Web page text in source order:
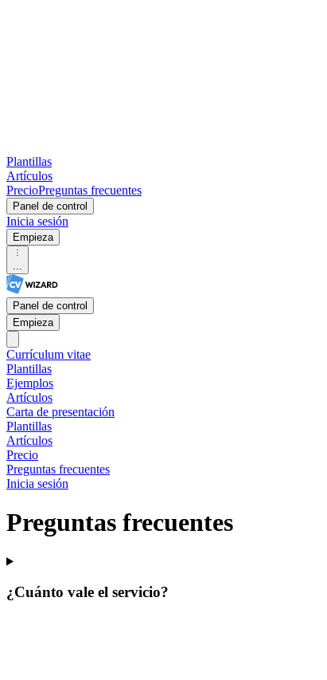
Plantillas
Artículos
PrecioPreguntas frecuentes
Panel de control
Inicia sesión
Empieza
...
Panel de control
Empieza
Currículum vitae
Plantillas
Ejemplos
Artículos
Carta de presentación
Plantillas
Artículos
Precio
Preguntas frecuentes
Inicia sesión
Preguntas frecuentes
¿Cuánto vale el servicio?